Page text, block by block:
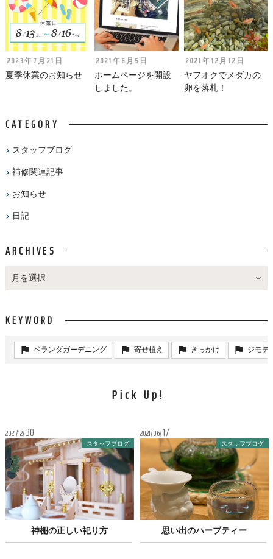
2023年7月21日
夏季休業のお知らせ
2021年6月5日
ホームページを開設
しました。
2021年12月12日
ヤフオクでメダカの
卵を落札！
CATEGORY
スタッフブログ
補修関連記事
お知らせ
日記
ARCHIVES
KEYWORD
ベランダガーデニング 寄せ植え きっかけ ジモテ
Pick Up!
神棚の正しい祀り方
2021 12 30
スタッフブログ
思い出のハーブティー
2021 06 17
スタッフブログ